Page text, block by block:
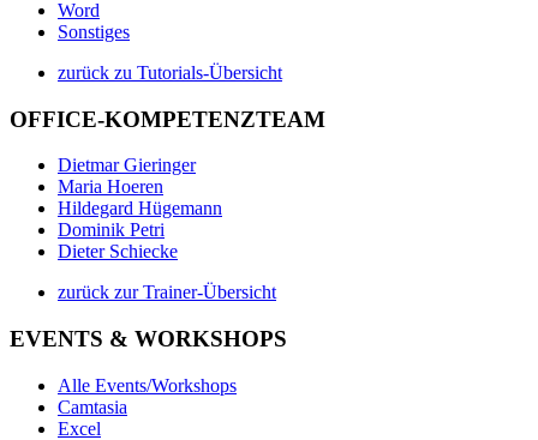
Word
Sonstiges
zurück zu Tutorials-Übersicht
OFFICE-KOMPETENZTEAM
Dietmar Gieringer
Maria Hoeren
Hildegard Hügemann
Dominik Petri
Dieter Schiecke
zurück zur Trainer-Übersicht
EVENTS & WORKSHOPS
Alle Events/Workshops
Camtasia
Excel